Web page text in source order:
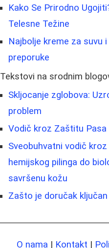
Kako Se Prirodno
Telesne Težine
Najbolje kreme za suvu
preporuke
Tekstovi na srodnim
Skljocanje zglobova:
problem
Vodič kroz Zaštitu Pasa
Sveobuhvatni vodič
hemijskog pilinga do
savršenu kožu
Zašto je doručak
O nama | Kontakt |